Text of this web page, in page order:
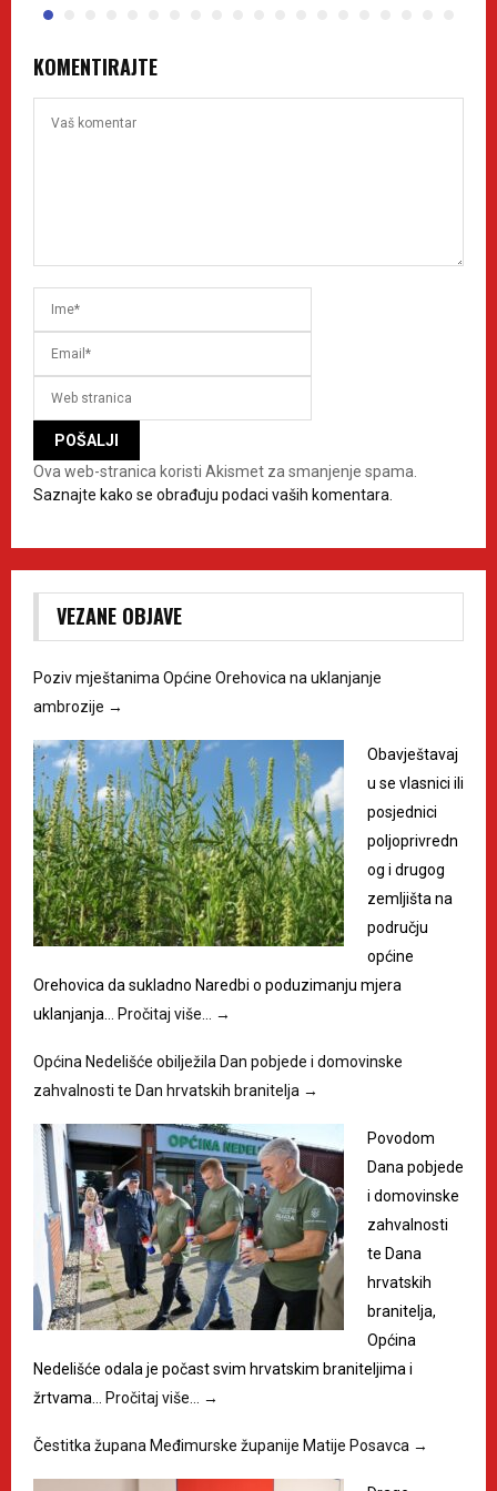
KOMENTIRAJTE
Ova web-stranica koristi Akismet za smanjenje spama.
Saznajte kako se obrađuju podaci vaših komentara.
VEZANE OBJAVE
Poziv mještanima Općine Orehovica na uklanjanje
ambrozije →
Obavještavaj
u se vlasnici ili
posjednici
poljoprivredn
og i drugog
zemljišta na
području
općine
Orehovica da sukladno Naredbi o poduzimanju mjera
uklanjanja…
Pročitaj više… →
Općina Nedelišće obilježila Dan pobjede i domovinske
zahvalnosti te Dan hrvatskih branitelja →
Povodom
Dana pobjede
i domovinske
zahvalnosti
te Dana
hrvatskih
branitelja,
Općina
Nedelišće odala je počast svim hrvatskim braniteljima i
žrtvama…
Pročitaj više… →
Čestitka župana Međimurske županije Matije Posavca →